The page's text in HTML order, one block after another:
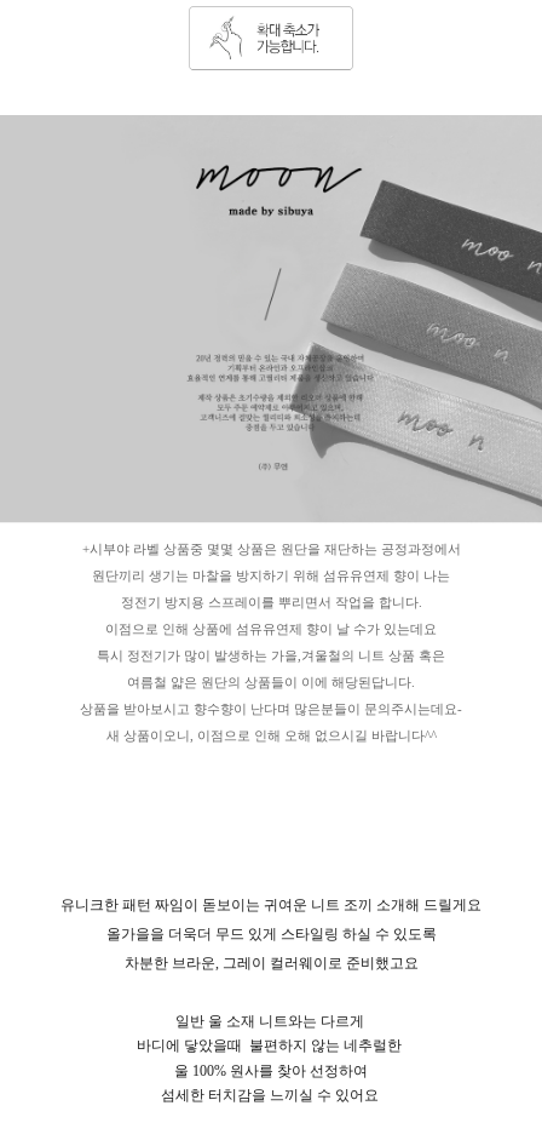
+시부야 라벨 상품중 몇몇 상품은 원단을 재단하는 공정과정에서
원단끼리 생기는 마찰을 방지하기 위해 섬유유연제 향이 나는
정전기 방지용 스프레이를 뿌리면서 작업을 합니다.
이점으로 인해 상품에 섬유유연제 향이 날 수가 있는데요
특시 정전기가 많이 발생하는 가을,겨울철의 니트 상품 혹은
여름철 얇은 원단의 상품들이 이에 해당된답니다.
상품을 받아보시고 향수향이 난다며 많은분들이 문의주시는데요-
새 상품이오니, 이점으로 인해 오해 없으시길 바랍니다^^
유니크한 패턴 짜임이 돋보이는 귀여운 니트 조끼 소개해 드릴게요
올가을을 더욱더 무드 있게 스타일링 하실 수 있도록
차분한 브라운, 그레이 컬러웨이로 준비했고요
일반 울 소재 니트와는 다르게
바디에 닿았을때
불편하지 않는 네추럴한
울 100% 원사를 찾아 선정하여
섬세한 터치감을 느끼실 수 있어요